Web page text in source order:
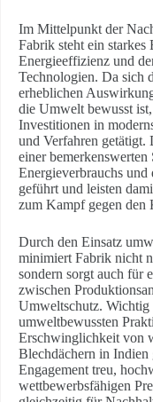
Im Mittelpunkt der
Fabrik steht ein starkes
Energieeffizienz und
Technologien. Da sich
erheblichen
die Umwelt bewusst
Investitionen in
und Verfahren getätigt.
einer bemerkenswerten
Energieverbrauchs und
geführt und leisten
zum Kampf gegen den
Durch den Einsatz
minimiert Fabrik nicht
sondern sorgt auch für
zwischen
Umweltschutz. Wichtig
umweltbewussten
Erschwinglichkeit von
Blechdächern in Indien
Engagement treu,
wettbewerbsfähigen